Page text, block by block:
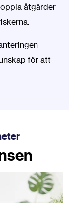
åtgärder
för att